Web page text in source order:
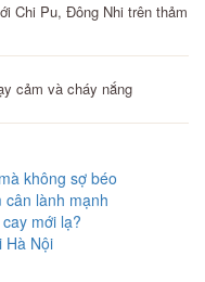
Chi Pu, Đông Nhi trên thảm
cảm và cháy nắng
không sợ béo
cân lành mạnh
mới lạ?
Hà Nội